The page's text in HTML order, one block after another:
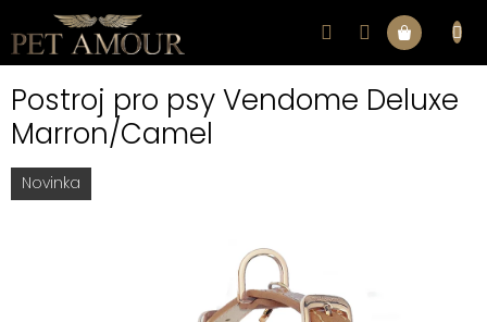
obsah
Nákupní
košík
Postroj pro psy Vendome Deluxe
Marron/Camel
Novinka